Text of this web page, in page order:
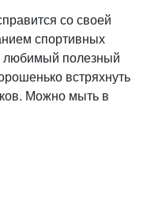
со своей
спортивных
любимый полезный
встряхнуть
Можно мыть в